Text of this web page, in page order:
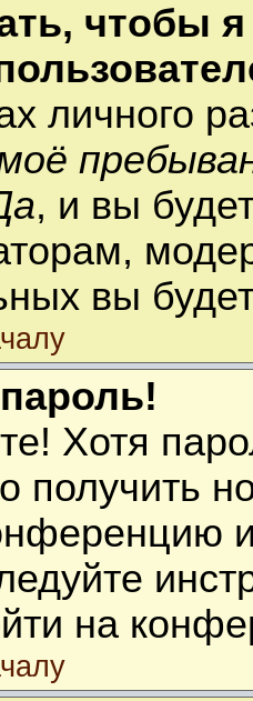
чтобы
личного
, и вы
вы
Хотя
получить
на